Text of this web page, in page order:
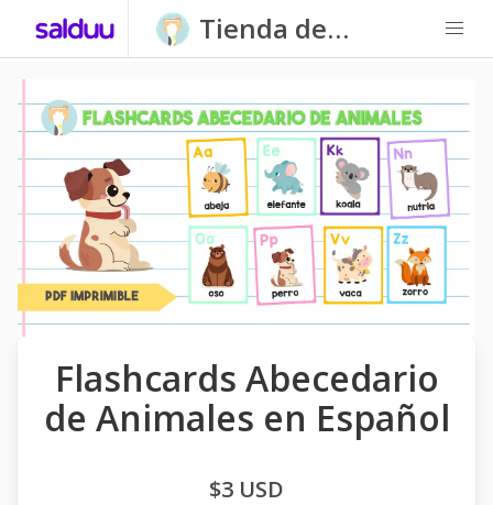
Tienda de
Carpatitas
Homeschool
Flashcards Abecedario
de Animales en Español
$3 USD